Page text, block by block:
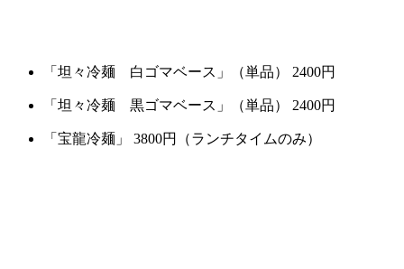
「坦々冷麺 白ゴマベース」（単品） 2400円
「坦々冷麺 黒ゴマベース」（単品） 2400円
「宝龍冷麺」 3800円（ランチタイムのみ）